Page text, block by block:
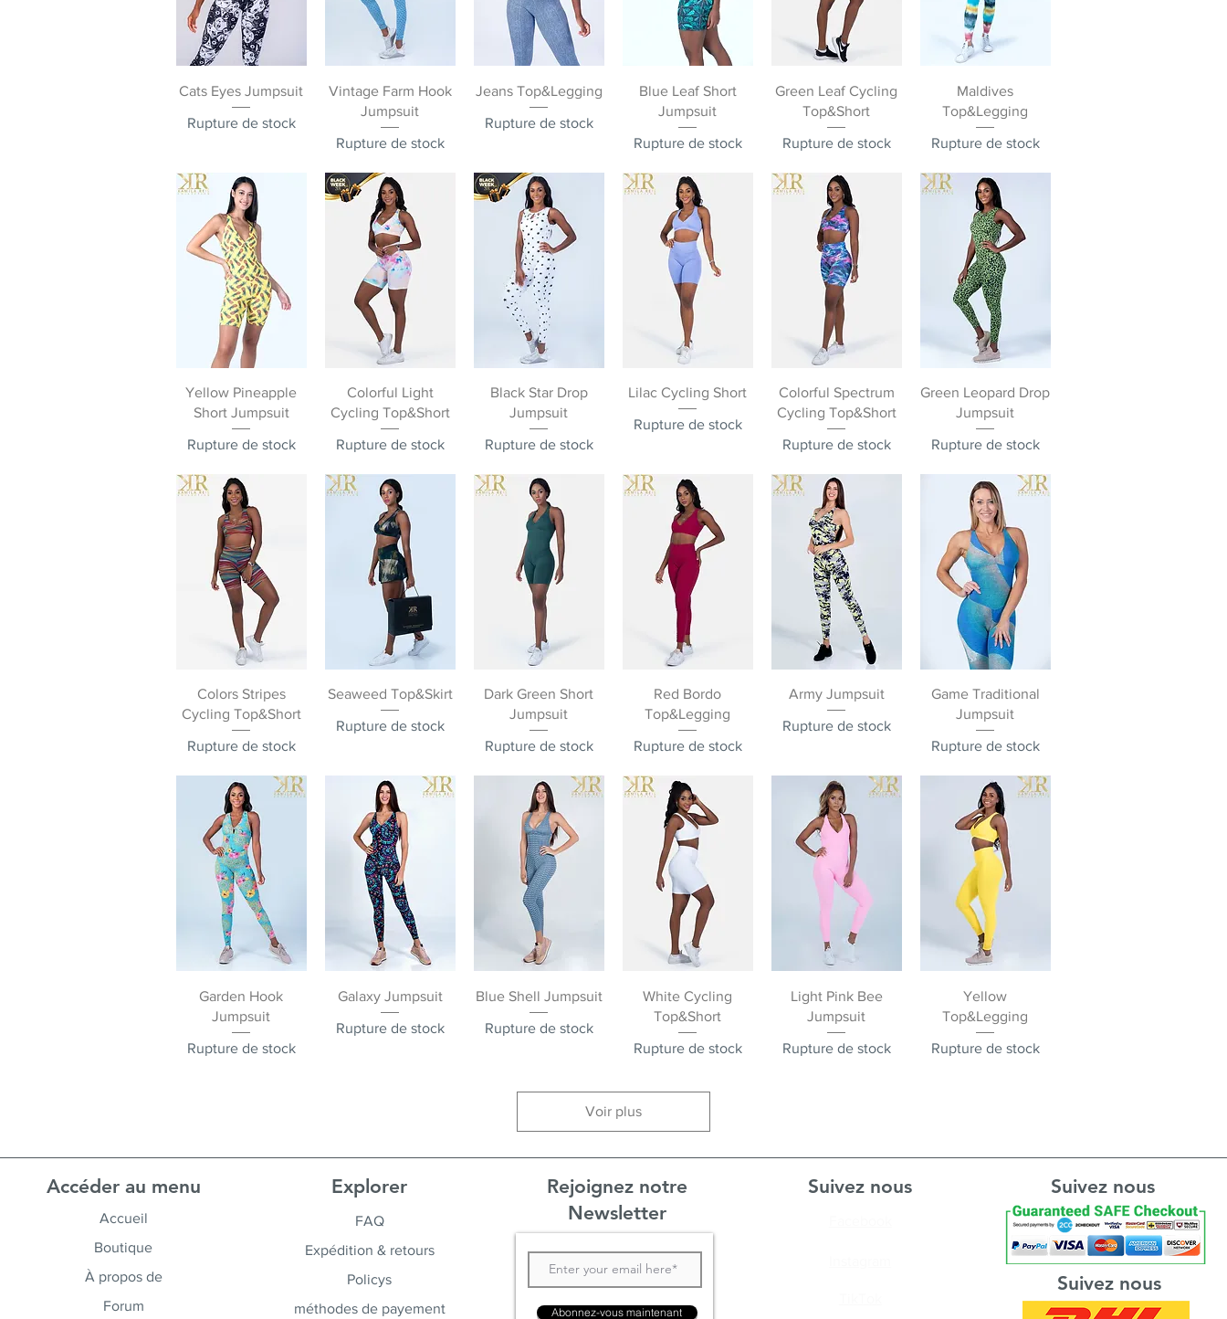
Aperçu rapide
Cats Eyes Jumpsuit
Rupture de stock
Aperçu rapide
Vintage Farm Hook
Jumpsuit
Rupture de stock
Aperçu rapide
Jeans Top&Legging
Rupture de stock
Aperçu rapide
Blue Leaf Short
Jumpsuit
Rupture de stock
Aperçu rapide
Green Leaf Cycling
Top&Short
Rupture de stock
Aperçu rapide
Maldives
Top&Legging
Rupture de stock
Aperçu rapide
Yellow Pineapple
Short Jumpsuit
Rupture de stock
Aperçu rapide
Colorful Light
Cycling Top&Short
Rupture de stock
Aperçu rapide
Black Star Drop
Jumpsuit
Rupture de stock
Aperçu rapide
Lilac Cycling Short
Rupture de stock
Aperçu rapide
Colorful Spectrum
Cycling Top&Short
Rupture de stock
Aperçu rapide
Green Leopard Drop
Jumpsuit
Rupture de stock
Aperçu rapide
Colors Stripes
Cycling Top&Short
Rupture de stock
Aperçu rapide
Seaweed Top&Skirt
Rupture de stock
Aperçu rapide
Dark Green Short
Jumpsuit
Rupture de stock
Aperçu rapide
Red Bordo
Top&Legging
Rupture de stock
Aperçu rapide
Army Jumpsuit
Rupture de stock
Aperçu rapide
Game Traditional
Jumpsuit
Rupture de stock
Aperçu rapide
Garden Hook
Jumpsuit
Rupture de stock
Aperçu rapide
Galaxy Jumpsuit
Rupture de stock
Aperçu rapide
Blue Shell Jumpsuit
Rupture de stock
Aperçu rapide
White Cycling
Top&Short
Rupture de stock
Aperçu rapide
Light Pink Bee
Jumpsuit
Rupture de stock
Aperçu rapide
Yellow
Top&Legging
Rupture de stock
Voir plus
Accéder au menu
Accueil
Boutique
À propos de
Forum
Explorer
FAQ
Expédition & retours
Policys
méthodes de payement
Rejoignez notre
Newsletter
Abonnez-vous maintenant
Suivez nous Suivez nous
Suivez nous